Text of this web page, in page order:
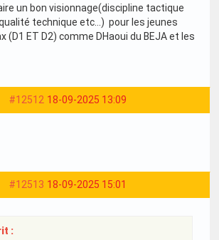
un bon visionnage(discipline tactique
technique etc...) pour les jeunes
(D1 ET D2) comme DHaoui du BEJA et les
#12512 18-09-2025 13:09
#12513 18-09-2025 15:01
: